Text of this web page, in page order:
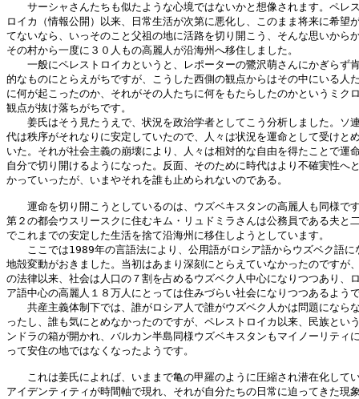
サーシャさんたちも似たような心境ではないかと想像されます。ペレ
ロイカ（情報公開）以来、日常生活が次第に悪化し、このまま将来に希望
てないなら、いっそのこと父祖の地に活路を切り開こう、そんな思いから
その村から一度に３０人もの高麗人が沿海州へ移住しました。
一般にペレストロイカというと、レポーターの鷺沢萌さんにかぎらず
的なものにとらえがちですが、こうした西側の観点からはその中にいる人
に何が起こったのか、それがその人たちに何をもたらしたのかというミク
観点が抜け落ちがちです。
姜氏はそう見たうえで、状況を政治学者としてこう分析しました。ソ
代は秩序がそれなりに安定していたので、人々は状況を運命として受けと
いた。それが社会主義の崩壊により、人々は相対的な自由を得たことで運
自分で切り開けるようになった。反面、そのために時代はより不確実性へ
かっていったが、いまやそれを誰も止められないのである。
運命を切り開こうとしているのは、ウズベキスタンの高麗人も同様で
第２の都会ウスリースクに住むキム・リュドミラさんは公務員である夫と
でこれまでの安定した生活を捨て沿海州に移住しようとしています。
ここでは1989年の言語法により、公用語がロシア語からウズベク語に
地殻変動がおきました。当初はあまり深刻にとらえていなかったのですが
の法律以来、社会は人口の７割を占めるウズベク人中心になりつつあり、
ア語中心の高麗人１８万人にとっては住みづらい社会になりつつあるよう
共産主義体制下では、誰がロシア人で誰がウズベク人かは問題になら
ったし、誰も気にとめなかったのですが、ペレストロイカ以来、民族とい
ンドラの箱が開かれ、バルカン半島同様ウズベキスタンもマイノーリティ
って安住の地ではなくなったようです。
これは姜氏によれば、いままで亀の甲羅のように圧縮され潜在化して
アイデンティティが時間軸で現れ、それが自分たちの日常に迫ってきた現